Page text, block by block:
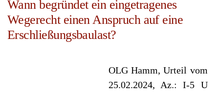
Wann begründet ein eingetragenes
Wegerecht einen Anspruch auf eine
Erschließungsbaulast?
OLG Hamm, Urteil vom
25.02.2024, Az.: I-5 U